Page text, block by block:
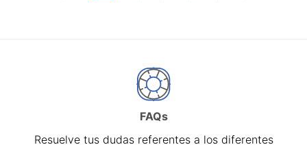
FAQs
Resuelve tus dudas referentes a los diferentes